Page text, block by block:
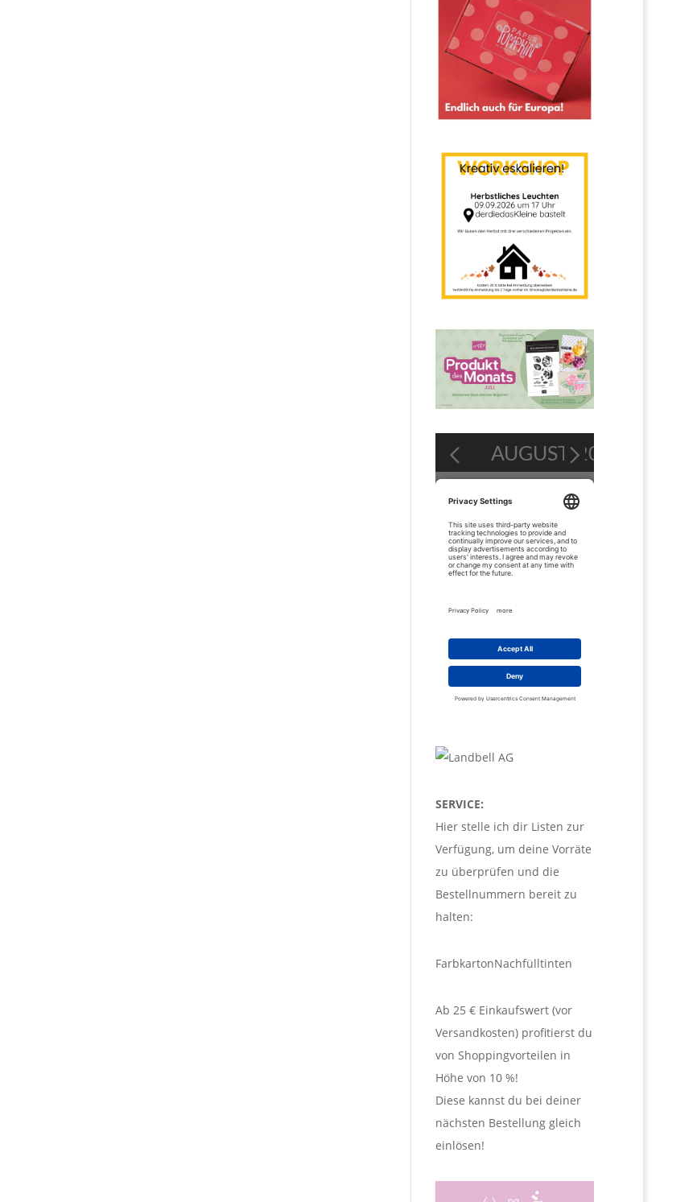
SERVICE:
Hier stelle ich dir Listen zur
Verfügung, um deine Vorräte
zu überprüfen und die
Bestellnummern bereit zu
halten:
FarbkartonNachfülltinten
Ab 25 € Einkaufswert (vor
Versandkosten) profitierst du
von Shoppingvorteilen in
Höhe von 10 %!
Diese kannst du bei deiner
nächsten Bestellung gleich
einlösen!